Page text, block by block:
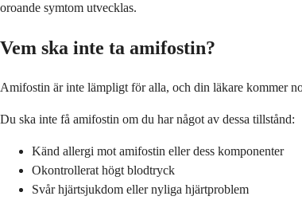
oroande symtom utvecklas.
Vem ska inte ta amifostin?
Amifostin är inte lämpligt för alla, och din läkare kommer
Du ska inte få amifostin om du har något av dessa tillstånd:
Känd allergi mot amifostin eller dess komponenter
Okontrollerat högt blodtryck
Svår hjärtsjukdom eller nyliga hjärtproblem